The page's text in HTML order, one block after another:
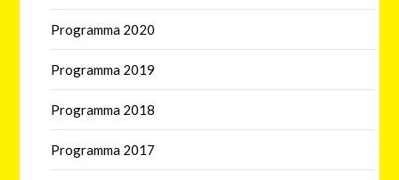
Programma 2020
Programma 2019
Programma 2018
Programma 2017